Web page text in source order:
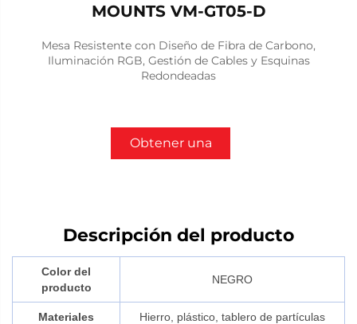
MOUNTS VM-GT05-D
Mesa Resistente con Diseño de Fibra de Carbono,
Iluminación RGB, Gestión de Cables y Esquinas
Redondeadas
Obtener una
Descripción del producto
Color del
producto
NEGRO
Materiales Hierro, plástico, tablero de partículas